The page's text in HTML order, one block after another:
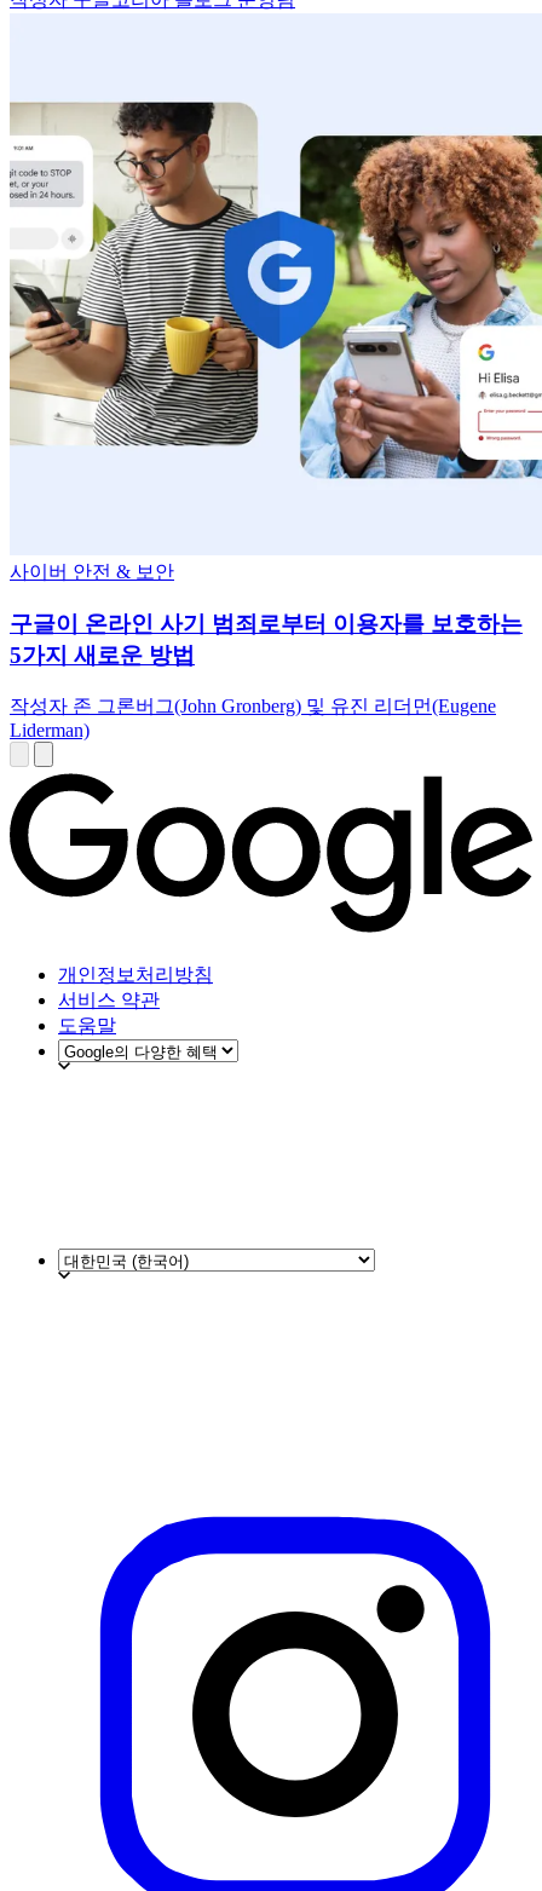
사이버 안전 & 보안
구글이 온라인 사기 범죄로부터 이용자를 보호하는
5가지 새로운 방법
작성자 존 그론버그(John Gronberg) 및 유진 리더먼(Eugene
Liderman)
개인정보처리방침
서비스 약관
도움말